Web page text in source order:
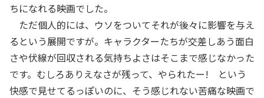
ちになれる映画でした。
ただ個人的には、ウソをついてそれが後々に影響を与え
るという展開ですが。キャラクターたちが交差しあう面白
さや伏線が回収される気持ちよさはそこまで感じなかった
です。むしろありえなさが残って、やられたー! という
快感で見せてるっぽいのに、そう感じれない苦痛な映画で